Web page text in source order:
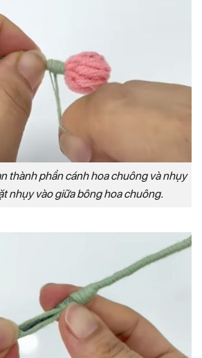
thành phần cánh hoa chuông và nhụy
nhụy vào giữa bông hoa chuông.